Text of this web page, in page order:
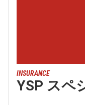
INSURANCE
YSP スペ